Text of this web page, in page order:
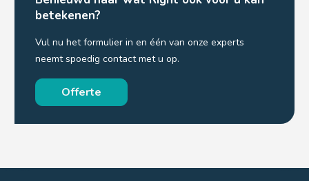
betekenen?
Vul nu het formulier in en één van onze experts
neemt spoedig contact met u op.
Offerte